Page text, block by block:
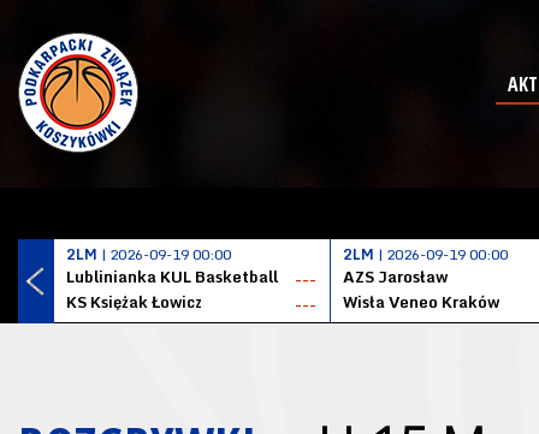
2LM | 2026-09-19 00:00
Lublinianka KUL Basketball
---
KS Księżak Łowicz
---
2LM | 2026-09-19 00:00
AZS Jarosław
Wisła Veneo Kraków